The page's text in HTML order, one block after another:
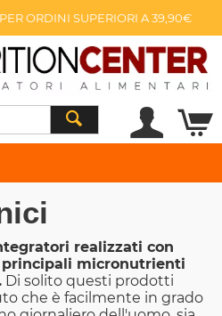
ORDINI SUPERIORI A 39,90€
realizzati con
micronutrienti
Di solito questi prodotti
che è facilmente in grado